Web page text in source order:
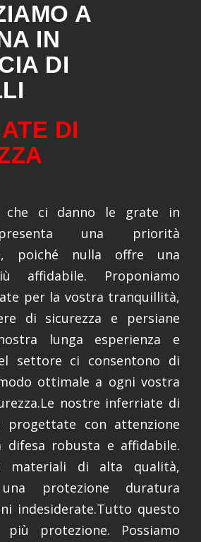
A
IN
DI
DI
che ci danno le grate in
una priorità
poiché nulla offre una
affidabile. Proponiamo
per la vostra tranquillità,
di sicurezza e persiane
lunga esperienza e
settore ci consentono di
ottimale a ogni vostra
nostre inferriate di
progettate con attenzione
robusta e affidabile.
materiali di alta qualità,
una protezione duratura
indesiderate.Tutto questo
protezione. Possiamo